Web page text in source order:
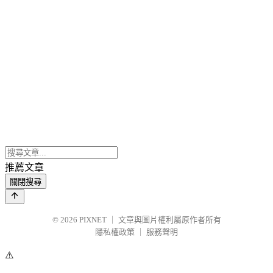
推薦文章
關閉搜尋
© 2026 PIXNET
文章與圖片權利屬原作者所有
隱私權政策
服務聲明
⚠️